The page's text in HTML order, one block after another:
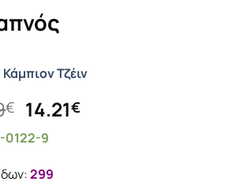
Κάμπιον Τζέιν
€ Original
price
was:
15.79€.
14.21€Η
0122-9
299